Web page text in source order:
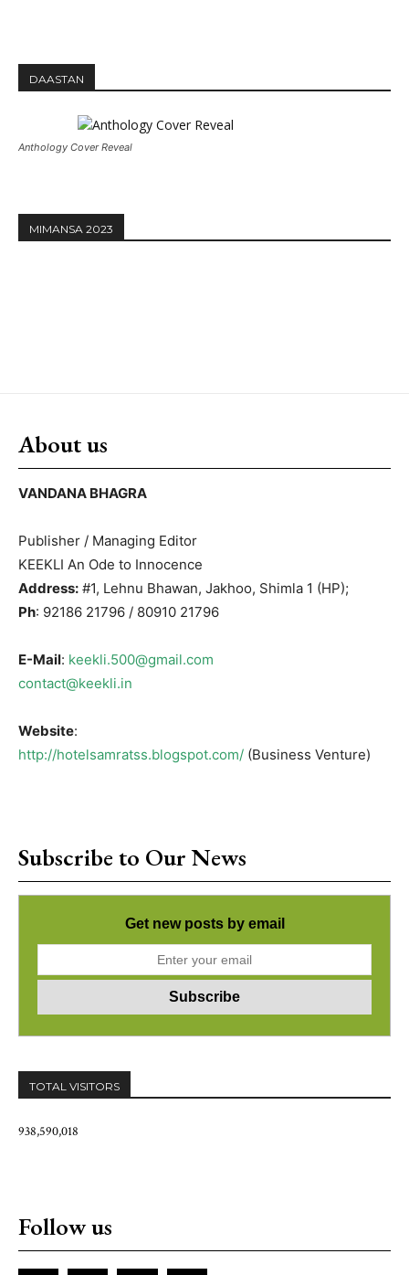
DAASTAN
Anthology Cover Reveal
MIMANSA 2023
About us
VANDANA BHAGRA
Publisher / Managing Editor
KEEKLI An Ode to Innocence
Address: #1, Lehnu Bhawan, Jakhoo, Shimla 1 (HP);
Ph: 92186 21796 / 80910 21796
E-Mail: keekli.500@gmail.com
contact@keekli.in
Website:
http://hotelsamratss.blogspot.com/ (Business Venture)
Subscribe to Our News
Get new posts by email
TOTAL VISITORS
938,590,018
Follow us